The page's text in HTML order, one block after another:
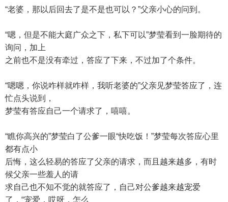
“老婆，那以后回去了是不是也可以？”父亲小心的问到。
“嗯，但是不能大庭广众之下，私下可以”梦莹看到一脸期待的
询问，加上
之前也不是没有牵过，答应了下来，不过加了个条件。
“嗯嗯，你说咋样就咋样，我听老婆的”父亲见梦莹答应了，连
忙点头说到，
梦莹有答应自己一个请求了，嘻嘻。
“瞧你高兴的”梦莹白了公爹一眼“快吃饭！”梦莹每次答应心里
都有点小
后悔，这么轻易的答应了父亲的请求，而且越来越多，有时
候父亲一些羞人的请
求自己也不知不觉的就答应了，自己对公爹越来越宠爱
了，“宠爱，哎呀，怎么